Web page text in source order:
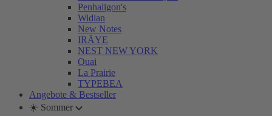
Penhaligon's
Widian
New Notes
IRÄYE
NEST NEW YORK
Ouai
La Prairie
TYPEBEA
Angebote & Bestseller
☀️ Sommer